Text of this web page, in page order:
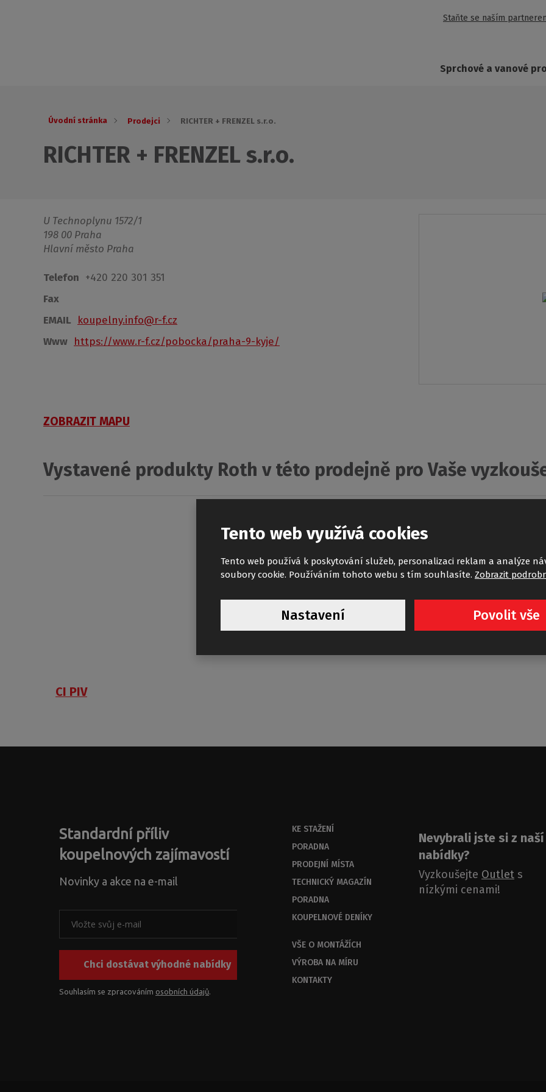
Staňte se naším
Sprchové a vanové
Úvodní stránka Prodejci RICHTER + FRENZEL s.r.o.
RICHTER + FRENZEL s.r.o.
U Technoplynu 1572/1
198 00 Praha
Hlavní město Praha
Telefon +420 220 301 351
Fax
EMAIL
koupelny.info@r-f.cz
Www https://www.r-f.cz/pobocka/praha-9-kyje/
ZOBRAZIT MAPU
Vystavené produkty Roth v této prodejně pro Vaše
CI PIV
Standardní příliv
koupelnových zajímavostí
Novinky a akce na e-mail
Chci dostávat výhodné nabídky
Souhlasím se zpracováním osobních údajů
KE STAŽENÍ
PORADNA
PRODEJNÍ MÍSTA
TECHNICKÝ MAGAZÍN
PORADNA
KOUPELNOVÉ DENÍKY
VŠE O MONTÁŽÍCH
VÝROBA NA MÍRU
KONTAKTY
Nevybrali jste si z naší
nabídky?
Vyzkoušejte Outlet s
nízkými cenami!
Tento web využívá cookies
Tento web používá k poskytování služeb, personalizaci reklam a analýze
soubory cookie. Používáním tohoto webu s tím souhlasíte. Zobrazit
Nastavení Povolit vše